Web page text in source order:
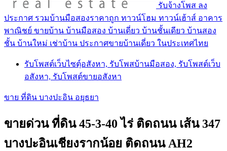
รับจ้างโพส ลง
ประกาศ รวมบ้านมือสองราคาถูก ทาวน์โฮม ทาวน์เฮ้าส์ อาคาร
พาณิชย์ ขายบ้าน บ้านมือสอง บ้านเดี่ยว บ้านชั้นเดียว บ้านสอง
ชั้น บ้านใหม่ เช่าบ้าน ประกาศขายบ้านเดี่ยว ในประเทศไทย
รับโพสต์เว็บไซตฺ์อสังหา, รับโพสบ้านมือสอง, รับโพสต์เว็บ
อสังหา, รับโพสต์ขายอสังหา
ขาย ที่ดิน บางปะอิน อยุธยา
ขายด่วน ที่ดิน 45-3-40 ไร่ ติดถนน เส้น 347
บางปะอินเชียงรากน้อย ติดถนน AH2